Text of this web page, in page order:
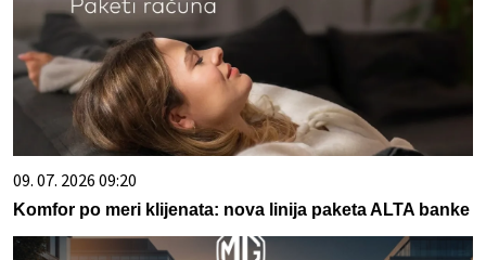
09. 07. 2026 09:20
Komfor po meri klijenata: nova linija paketa ALTA banke